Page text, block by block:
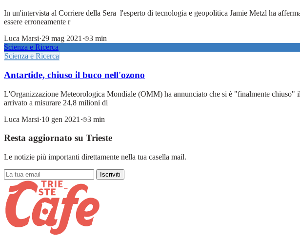
In un'intervista al Corriere della Sera l'esperto di tecnologia e geopolitica Jamie Metzl ha
essere erroneamente r
Luca Marsi·29 mag 2021 ·
3 min
Scienza e Ricerca
Scienza e Ricerca
Antartide, chiuso il buco nell'ozono
L'Organizzazione Meteorologica Mondiale (OMM) ha annunciato che si è "finalmente
arrivato a misurare 24,8 milioni di
Luca Marsi·10 gen 2021 · 3 min
Resta aggiornato su Trieste
Le notizie più importanti direttamente nella tua casella mail.
Iscriviti